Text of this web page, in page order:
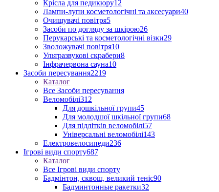
Крісла для педикюру12
Лампи-лупи косметологічні та аксесуари40
Очищувачі повітря5
Засоби по догляду за шкірою26
Перукарські та косметологічні візки29
Зволожувачі повітря10
Ультразвукові скрабери8
Інфрачервона сауна10
Засоби пересування2219
Каталог
Все Засоби пересування
Веломобілі312
Для дошкільної групи45
Для молодшої шкільної групи68
Для підлітків веломобілі57
Універсальні веломобілі143
Електровелосипеди236
Ігрові види спорту687
Каталог
Все Ігрові види спорту
Бадмінтон, сквош, великий теніс90
Бадминтонные ракетки32